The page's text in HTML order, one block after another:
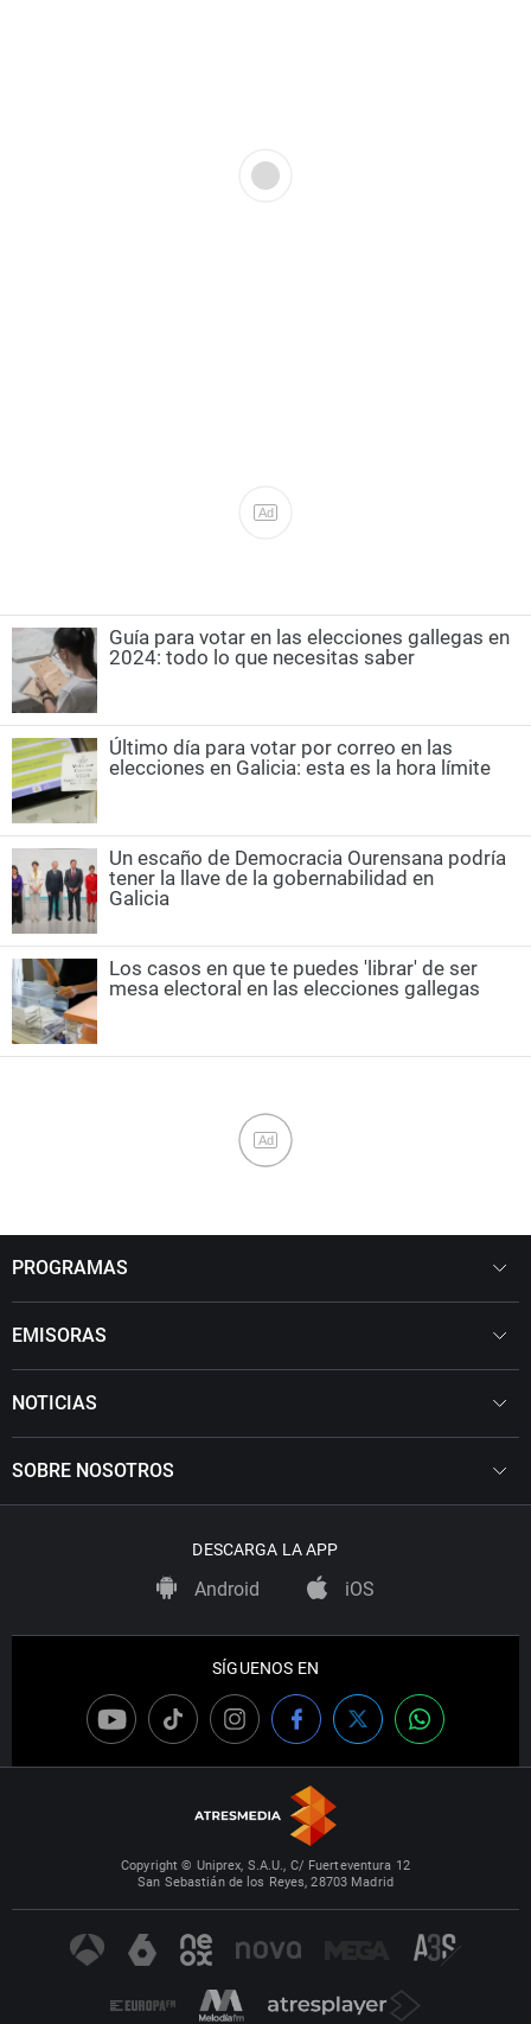
Ad
Guía para votar en las elecciones gallegas en
2024: todo lo que necesitas saber
Último día para votar por correo en las
elecciones en Galicia: esta es la hora límite
Un escaño de Democracia Ourensana podría
tener la llave de la gobernabilidad en
Galicia
Los casos en que te puedes 'librar' de ser
mesa electoral en las elecciones gallegas
Ad
PROGRAMAS
EMISORAS
NOTICIAS
SOBRE NOSOTROS
DESCARGA LA APP
Android iOS
SÍGUENOS EN
Copyright © Uniprex, S.A.U., C/ Fuerteventura 12
San Sebastián de los Reyes, 28703 Madrid